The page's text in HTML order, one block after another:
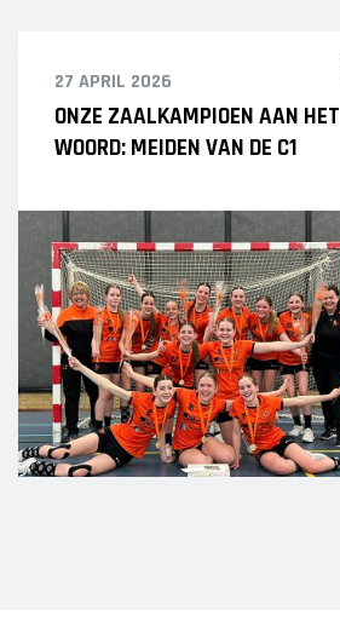
27 APRIL 2026
ONZE ZAALKAMPIOEN AAN HET
WOORD: MEIDEN VAN DE C1